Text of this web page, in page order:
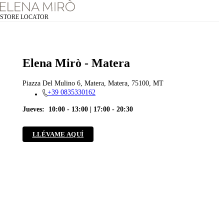
STORE LOCATOR
Elena Mirò - Matera
Piazza Del Mulino 6, Matera, Matera, 75100, MT
+39 0835330162
Jueves: 10:00 - 13:00 | 17:00 - 20:30
LLÉVAME AQUÍ